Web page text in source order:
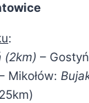
:
(2km) –
Mikołów: